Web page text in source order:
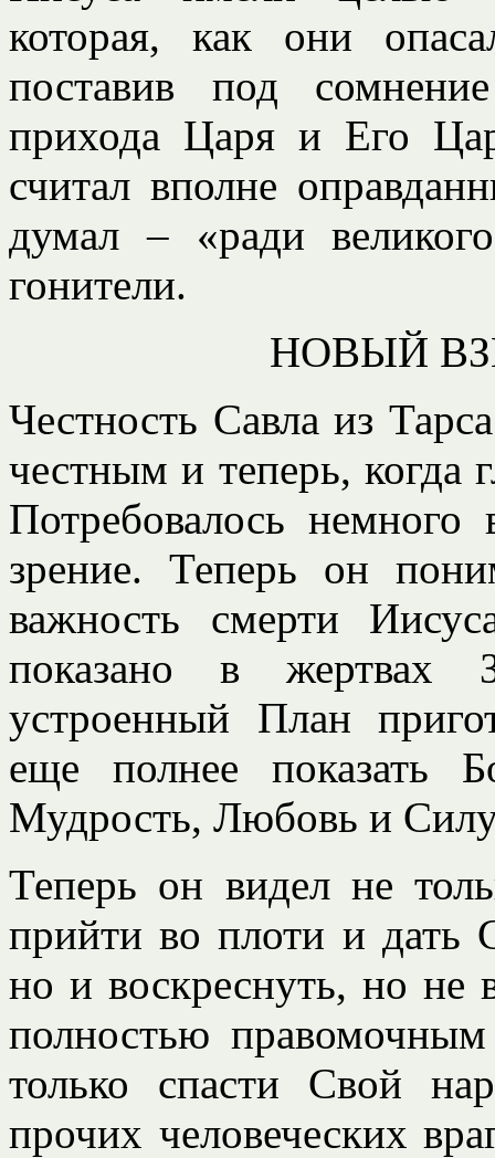
которая, как они
поставив под
прихода Царя и Его
считал вполне
думал – «ради
гонители.
НОВЫЙ
Честность Савла из
честным и теперь, когда
Потребовалось немного
зрение. Теперь он
важность смерти
показано в жертвах
устроенный План
еще полнее показать
Мудрость, Любовь и
Теперь он видел не
прийти во плоти и дать
но и воскреснуть, но не
полностью
только спасти Свой
прочих человеческих